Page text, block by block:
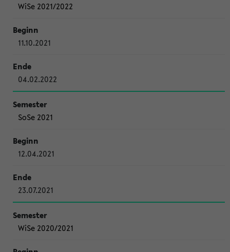
WiSe 2021/2022
11.10.2021
04.02.2022
SoSe 2021
12.04.2021
23.07.2021
WiSe 2020/2021